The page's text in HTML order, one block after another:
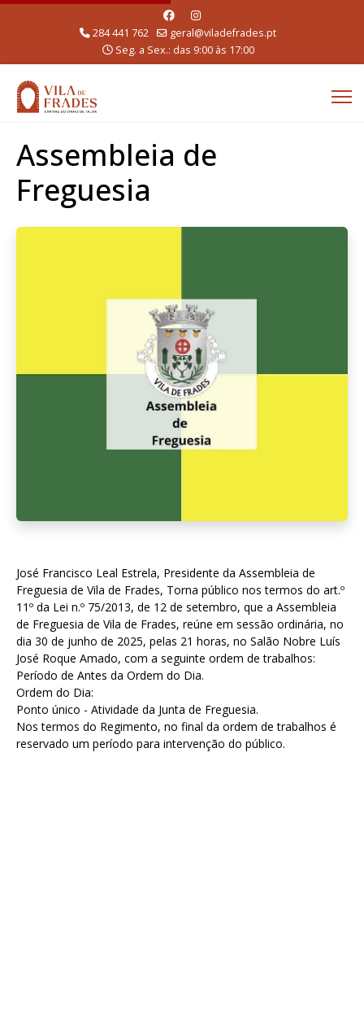
284 441 762
geral@viladefrades.pt
Seg. a Sex.: das 9:00 às 17:00
Assembleia de
Freguesia
José Francisco Leal Estrela, Presidente da Assembleia de
Freguesia de Vila de Frades, Torna público nos termos do art.º
11º da Lei n.º 75/2013, de 12 de setembro, que a Assembleia
de Freguesia de Vila de Frades, reúne em sessão ordinária, no
dia 30 de junho de 2025, pelas 21 horas, no Salão Nobre Luís
José Roque Amado, com a seguinte ordem de trabalhos:
Período de Antes da Ordem do Dia.
Ordem do Dia:
Ponto único - Atividade da Junta de Freguesia.
Nos termos do Regimento, no final da ordem de trabalhos é
reservado um período para intervenção do público.